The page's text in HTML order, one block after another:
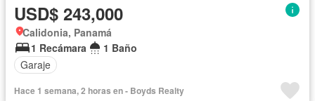
USD$ 243,000
Calidonia, Panamá
1 Recámara
1 Baño
Garaje
Hace 1 semana, 2 horas en - Boyds Realty